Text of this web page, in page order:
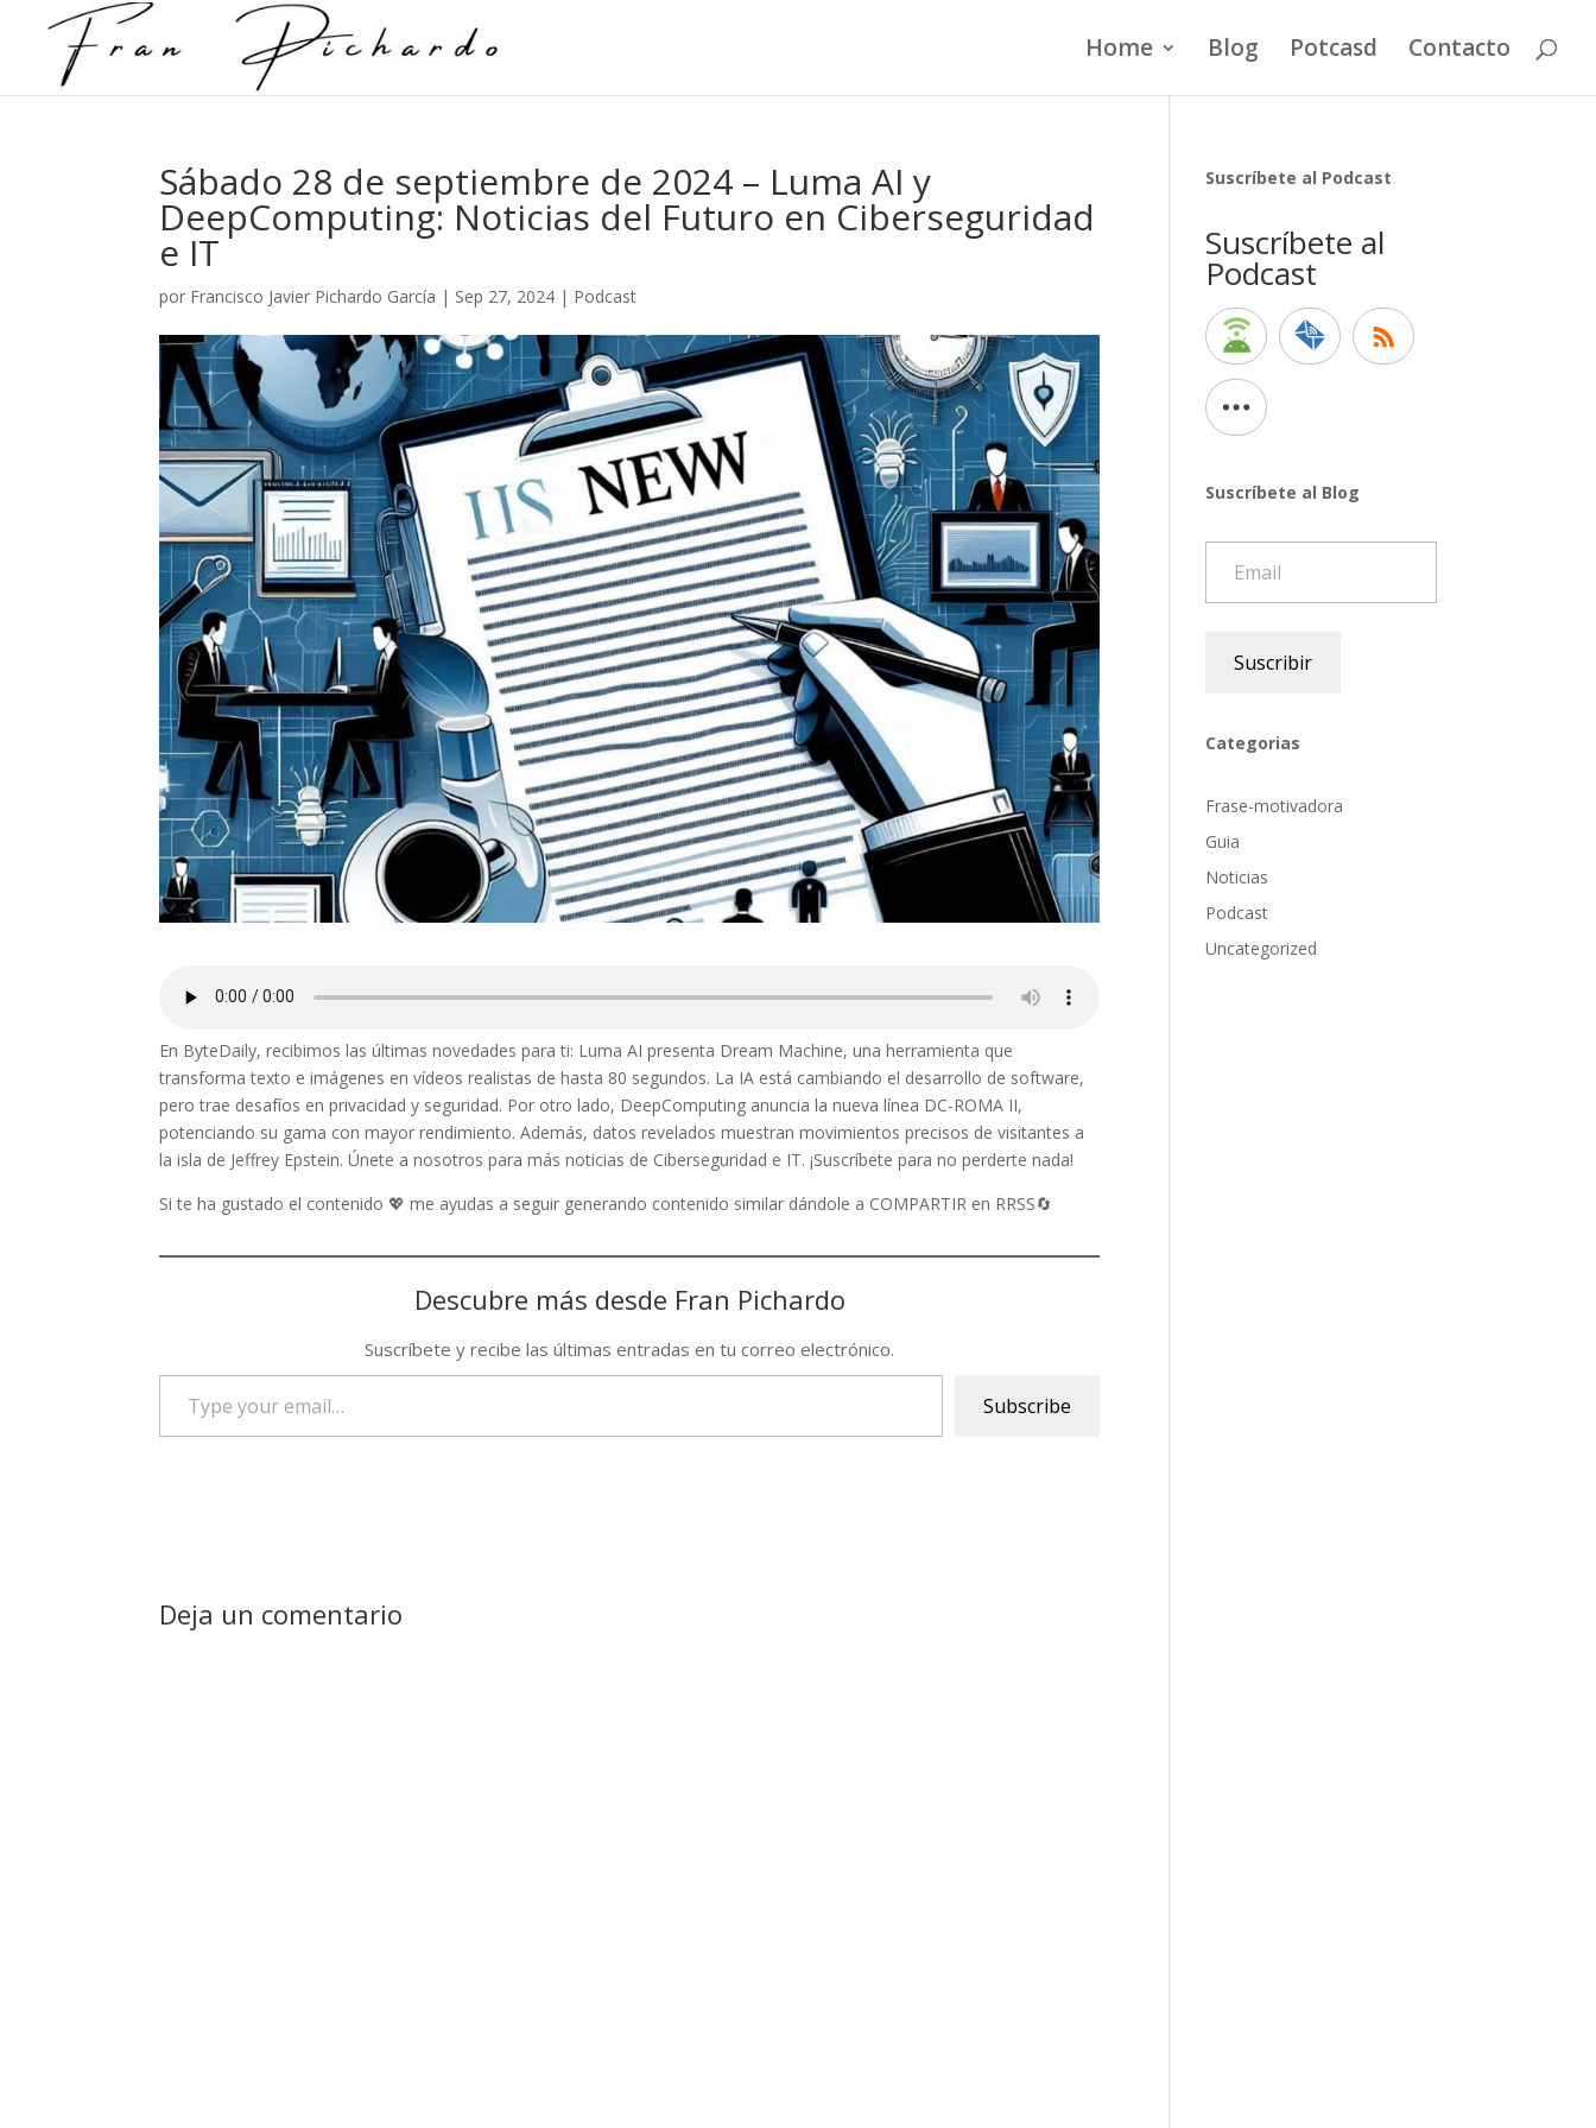
Home Blog Potcasd Contacto
Sábado 28 de septiembre de 2024 – Luma AI y
DeepComputing: Noticias del Futuro en Ciberseguridad
e IT
por Francisco Javier Pichardo García | Sep 27, 2024 | Podcast
En ByteDaily, recibimos las últimas novedades para ti: Luma AI presenta Dream Machine, una herramienta que
transforma texto e imágenes en vídeos realistas de hasta 80 segundos. La IA está cambiando el desarrollo de software,
pero trae desafíos en privacidad y seguridad. Por otro lado, DeepComputing anuncia la nueva línea DC-ROMA II,
potenciando su gama con mayor rendimiento. Además, datos revelados muestran movimientos precisos de visitantes a
la isla de Jeffrey Epstein. Únete a nosotros para más noticias de Ciberseguridad e IT. ¡Suscríbete para no perderte nada!
Si te ha gustado el contenido 💖 me ayudas a seguir generando contenido similar dándole a COMPARTIR en RRSS🔄
Descubre más desde Fran Pichardo
Suscríbete y recibe las últimas entradas en tu correo electrónico.
your
email…
Subscribe
Deja un comentario
Suscríbete al Podcast
Suscríbete al
Podcast
Suscríbete al Blog
Suscribir
Categorias
Frase-motivadora
Guia
Noticias
Podcast
Uncategorized